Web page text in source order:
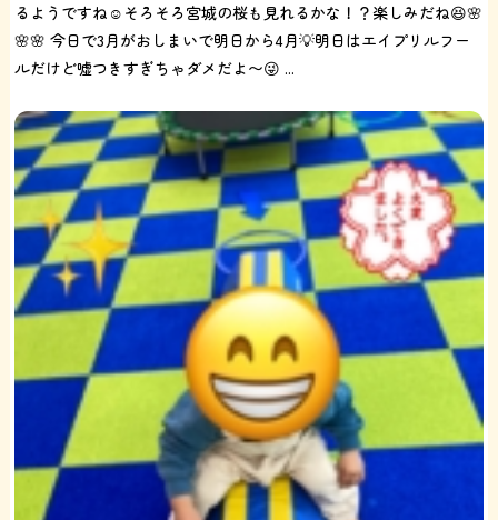
るようですね☺️そろそろ宮城の桜も見れるかな！？楽しみだね😆🌸
🌸🌸 今日で3月がおしまいで明日から4月💡明日はエイプリルフー
ルだけど嘘つきすぎちゃダメだよ〜😜 ...